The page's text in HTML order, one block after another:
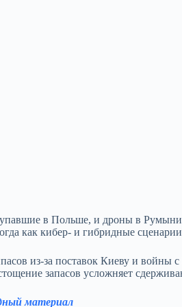
в Польше, и дроны в
как кибер- и гибридные
из‑за поставок Киеву и войны
запасов усложняет
материал